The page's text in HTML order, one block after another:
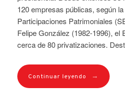
120 empresas públicas, según
Participaciones Patrimoniales
Felipe González (1982-1996), el
cerca de 80 privatizaciones.
Continuar leyendo →